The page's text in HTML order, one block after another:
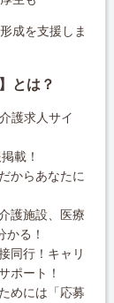
成を支援しま
とは？
護求人サイ
載！
からあなたに
護施設、医療
かる！
同行！キャリ
ポート！
めには「応募